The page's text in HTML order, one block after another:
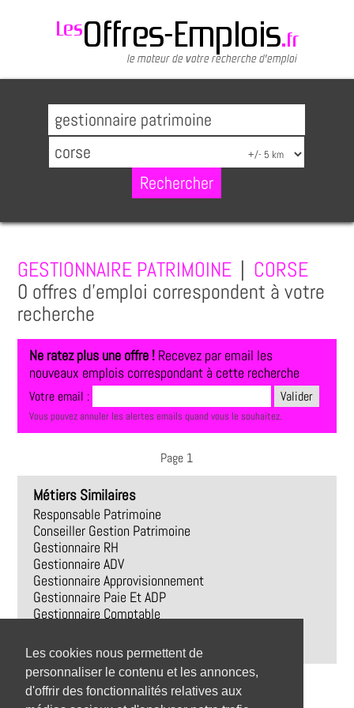
Les cookies nous permettent de
personnaliser le contenu et les annonces,
d'offrir des fonctionnalités relatives aux
GESTIONNAIRE PATRIMOINE
CORSE
0 offres d'emploi correspondent à votre
recherche
Ne ratez plus une offre ! Recevez par email les
nouveaux emplois correspondant à cette recherche
Votre email :
Vous pouvez annuler les alertes emails quand vous le souhaitez.
Page 1
Métiers Similaires
Responsable Patrimoine
Conseiller Gestion Patrimoine
Gestionnaire RH
Gestionnaire ADV
Gestionnaire Approvisionnement
Gestionnaire Paie Et ADP
Gestionnaire Comptable
Gestionnaire Flux